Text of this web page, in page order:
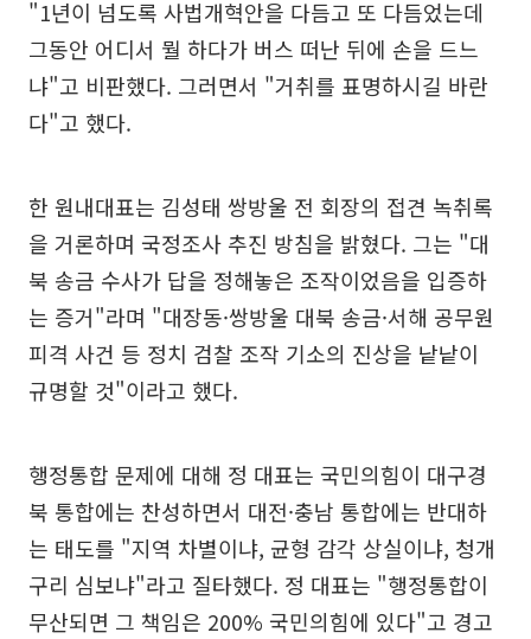
"1년이 넘도록 사법개혁안을 다듬고 또 다듬었는데
그동안 어디서 뭘 하다가 버스 떠난 뒤에 손을 드느
냐"고 비판했다. 그러면서 "거취를 표명하시길 바란
다"고 했다.
한 원내대표는 김성태 쌍방울 전 회장의 접견 녹취록
을 거론하며 국정조사 추진 방침을 밝혔다. 그는 "대
북 송금 수사가 답을 정해놓은 조작이었음을 입증하
는 증거"라며 "대장동·쌍방울 대북 송금·서해 공무원
피격 사건 등 정치 검찰 조작 기소의 진상을 낱낱이
규명할 것"이라고 했다.
행정통합 문제에 대해 정 대표는 국민의힘이 대구경
북 통합에는 찬성하면서 대전·충남 통합에는 반대하
는 태도를 "지역 차별이냐, 균형 감각 상실이냐, 청개
구리 심보냐"라고 질타했다. 정 대표는 "행정통합이
무산되면 그 책임은 200% 국민의힘에 있다"고 경고